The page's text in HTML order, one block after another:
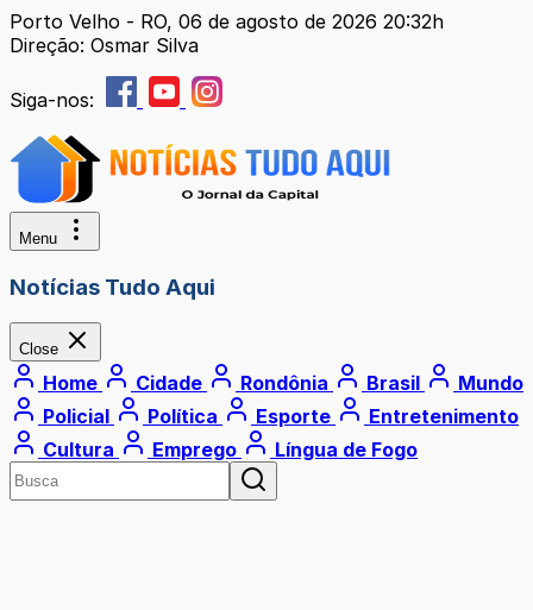
Porto Velho - RO, 06 de agosto de 2026 20:32h
Direção: Osmar Silva
Siga-nos:
Menu
Notícias Tudo Aqui
Close
Home Cidade Rondônia Brasil
Mundo
Policial
Política Esporte
Entretenimento
Cultura
Emprego Língua de Fogo